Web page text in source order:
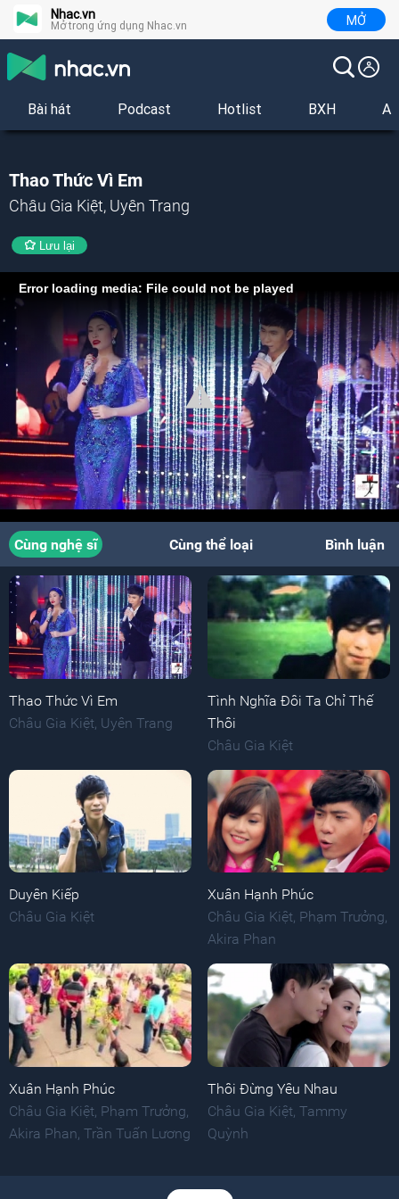
Nhac.vn
Mở trong ứng dụng Nhac.vn MỞ
Bài hát Podcast Hotlist BXH
Thao Thức Vì Em
Châu Gia Kiệt, Uyên Trang
Lưu lại
Error loading media: File could not be played
Cùng nghệ sĩ Cùng thể loại Bình luận
Thao Thức Vì Em
Châu Gia Kiệt Uyên Trang
Tình Nghĩa Đôi Ta Chỉ Thế
Thôi
Châu Gia Kiệt
Duyên Kiếp
Châu Gia Kiệt
Xuân Hạnh Phúc
Châu Gia Kiệt, Phạm Trưởng,
Akira Phan
Xuân Hạnh Phúc
Châu Gia Kiệt Phạm Trưởng
Akira Phan Trần Tuấn Lương
Thôi Đừng Yêu Nhau
Châu Gia Kiệt, Tammy
Quỳnh